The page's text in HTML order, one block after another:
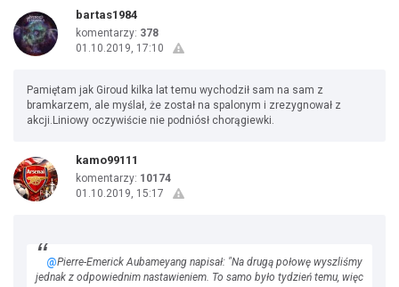
bartas1984
komentarzy: 378
01.10.2019, 17:10
Pamiętam jak Giroud kilka lat temu wychodził sam na sam z
bramkarzem, ale myślał, że został na spalonym i zrezygnował z
akcji.Liniowy oczywiście nie podniósł chorągiewki.
kamo99111
komentarzy: 10174
01.10.2019, 15:17
@Pierre-Emerick Aubameyang napisał: "Na drugą połowę wyszliśmy
jednak z odpowiednim nastawieniem. To samo było tydzień temu, więc